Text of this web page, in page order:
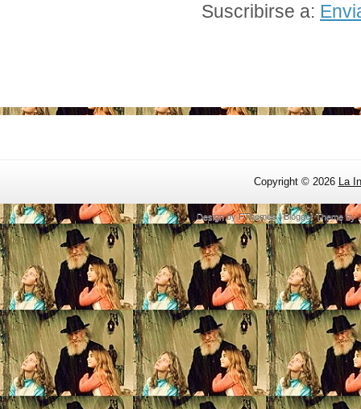
Suscribirse a:
Copyright © 2026 La
Design byFThemes| Blogger Theme by